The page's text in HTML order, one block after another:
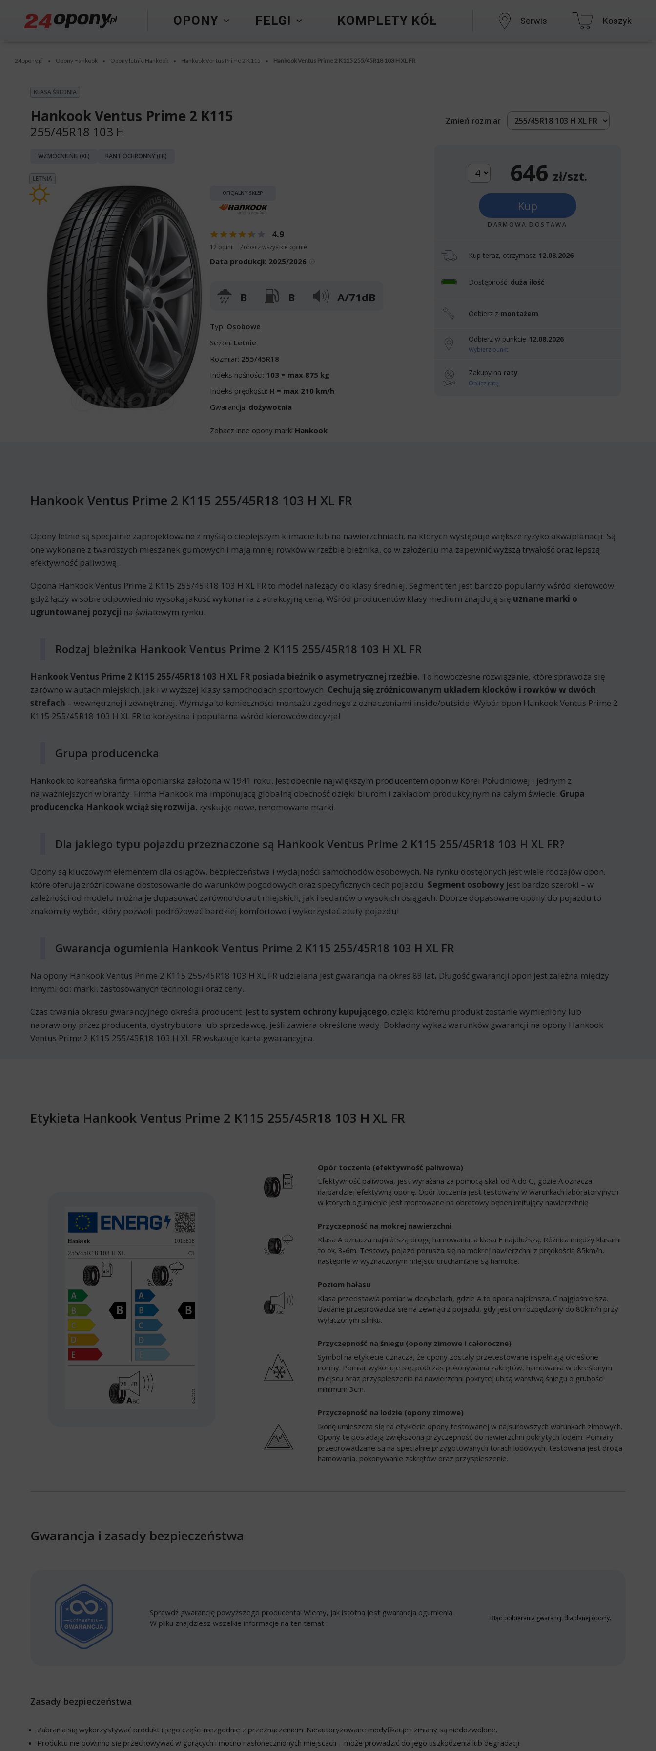
OPONY FELGI KOMPLETY KÓŁ Serwis Koszyk
24opony.pl • Opony Hankook • Opony letnie Hankook • Hankook Ventus Prime 2 K115 • Hankook Ventus Prime 2 K115 255/45R18 103 H XL FR
KLASA ŚREDNIA
Hankook Ventus Prime 2 K115
255/45R18 103 H
WZMOCNIENIE (XL) RANT OCHRONNY (FR)
LETNIA
OFICJALNY SKLEP
4.9
12 opinii Zobacz wszystkie opinie
Data produkcji: 2025/2026
B B A/71dB
Typ: Osobowe
Sezon: Letnie
Rozmiar: 255/45R18
Indeks nośności: 103 = max 875 kg
Indeks prędkości: H = max 210 km/h
Gwarancja: dożywotnia
Zobacz inne opony marki Hankook
Zmień rozmiar
646 zł/szt.
Kup
DARMOWA DOSTAWA
Kup teraz, otrzymasz 12.08.2026
Dostępność: duża ilość
Odbierz z montażem
Odbierz w punkcie 12.08.2026
Wybierz punkt
Zakupy na raty
Oblicz ratę
Hankook Ventus Prime 2 K115 255/45R18 103 H XL FR
Opony letnie są specjalnie zaprojektowane z myślą o cieplejszym klimacie lub na nawierzchniach, na których występuje większe ryzyko akwaplanacji. Są
one wykonane z twardszych mieszanek gumowych i mają mniej rowków w rzeźbie bieżnika, co w założeniu ma zapewnić wyższą trwałość oraz lepszą
efektywność paliwową.
Opona Hankook Ventus Prime 2 K115 255/45R18 103 H XL FR to model należący do klasy średniej. Segment ten jest bardzo popularny wśród kierowców,
gdyż łączy w sobie odpowiednio wysoką jakość wykonania z atrakcyjną ceną. Wśród producentów klasy medium znajdują się uznane marki o
ugruntowanej pozycji na światowym rynku.
Rodzaj bieżnika Hankook Ventus Prime 2 K115 255/45R18 103 H XL FR
Hankook Ventus Prime 2 K115 255/45R18 103 H XL FR posiada bieżnik o asymetrycznej rzeźbie. To nowoczesne rozwiązanie, które sprawdza się
zarówno w autach miejskich, jak i w wyższej klasy samochodach sportowych. Cechują się zróżnicowanym układem klocków i rowków w dwóch
strefach – wewnętrznej i zewnętrznej. Wymaga to konieczności montażu zgodnego z oznaczeniami inside/outside. Wybór opon Hankook Ventus Prime 2
K115 255/45R18 103 H XL FR to korzystna i popularna wśród kierowców decyzja!
Grupa producencka
Hankook to koreańska firma oponiarska założona w 1941 roku. Jest obecnie największym producentem opon w Korei Południowej i jednym z
najważniejszych w branży. Firma Hankook ma imponującą globalną obecność dzięki biurom i zakładom produkcyjnym na całym świecie. Grupa
producencka Hankook wciąż się rozwija, zyskując nowe, renomowane marki.
Dla jakiego typu pojazdu przeznaczone są Hankook Ventus Prime 2 K115 255/45R18 103 H XL FR?
Opony są kluczowym elementem dla osiągów, bezpieczeństwa i wydajności samochodów osobowych. Na rynku dostępnych jest wiele rodzajów opon,
które oferują zróżnicowane dostosowanie do warunków pogodowych oraz specyficznych cech pojazdu. Segment osobowy jest bardzo szeroki – w
zależności od modelu można je dopasować zarówno do aut miejskich, jak i sedanów o wysokich osiągach. Dobrze dopasowane opony do pojazdu to
znakomity wybór, który pozwoli podróżować bardziej komfortowo i wykorzystać atuty pojazdu!
Gwarancja ogumienia Hankook Ventus Prime 2 K115 255/45R18 103 H XL FR
Na opony Hankook Ventus Prime 2 K115 255/45R18 103 H XL FR udzielana jest gwarancja na okres 83 lat. Długość gwarancji opon jest zależna między
innymi od: marki, zastosowanych technologii oraz ceny.
Czas trwania okresu gwarancyjnego określa producent. Jest to system ochrony kupującego, dzięki któremu produkt zostanie wymieniony lub
naprawiony przez producenta, dystrybutora lub sprzedawcę, jeśli zawiera określone wady. Dokładny wykaz warunków gwarancji na opony Hankook
Ventus Prime 2 K115 255/45R18 103 H XL FR wskazuje karta gwarancyjna.
Etykieta Hankook Ventus Prime 2 K115 255/45R18 103 H XL FR
Opór toczenia (efektywność paliwowa)
Efektywność paliwowa, jest wyrażana za pomocą skali od A do G, gdzie A oznacza
najbardziej efektywną oponę. Opór toczenia jest testowany w warunkach laboratoryjnych
w których ogumienie jest montowane na obrotowy bęben imitujący nawierzchnię.
Przyczepność na mokrej nawierzchni
Klasa A oznacza najkrótszą drogę hamowania, a klasa E najdłuższą. Różnica między klasami
to ok. 3-6m. Testowy pojazd porusza się na mokrej nawierzchni z prędkością 85km/h,
następnie w wyznaczonym miejscu uruchamiane są hamulce.
Poziom hałasu
Klasa przedstawia pomiar w decybelach, gdzie A to opona najcichsza, C najgłośniejsza.
Badanie przeprowadza się na zewnątrz pojazdu, gdy jest on rozpędzony do 80km/h przy
wyłączonym silniku.
Przyczepność na śniegu (opony zimowe i całoroczne)
Symbol na etykiecie oznacza, że opony zostały przetestowane i spełniają określone
normy. Pomiar wykonuje się, podczas pokonywania zakrętów, hamowania w określonym
miejscu oraz przyspieszenia na nawierzchni pokrytej ubitą warstwą śniegu o grubości
minimum 3cm.
Przyczepność na lodzie (opony zimowe)
Ikonę umieszcza się na etykiecie opony testowanej w najsurowszych warunkach zimowych.
Opony te posiadają zwiększoną przyczepność do nawierzchni pokrytych lodem. Pomiary
przeprowadzane są na specjalnie przygotowanych torach lodowych, testowana jest droga
hamowania, pokonywanie zakrętów oraz przyspieszenie.
Gwarancja i zasady bezpieczeństwa
Sprawdź gwarancję powyższego producenta! Wiemy, jak istotna jest gwarancja ogumienia.
W pliku znajdziesz wszelkie informacje na ten temat.
Błąd pobierania gwarancji dla danej opony.
Zasady bezpieczeństwa
Zabrania się wykorzystywać produkt i jego części niezgodnie z przeznaczeniem. Nieautoryzowane modyfikacje i zmiany są niedozwolone.
Produktu nie powinno się przechowywać w gorących i mocno nasłonecznionych miejscach – może prowadzić do jego uszkodzenia lub degradacji.